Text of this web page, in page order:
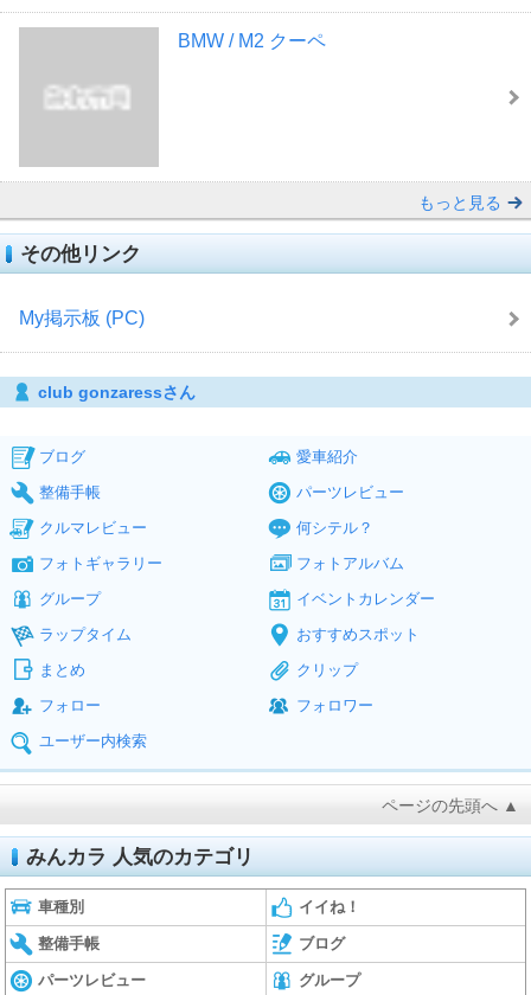
BMW / M2 クーペ
もっと見る
その他リンク
My掲示板 (PC)
club gonzaressさん
ブログ
愛車紹介
整備手帳
パーツレビュー
クルマレビュー
何シテル？
フォトギャラリー
フォトアルバム
グループ
イベントカレンダー
ラップタイム
おすすめスポット
まとめ
クリップ
フォロー
フォロワー
ユーザー内検索
ページの先頭へ ▲
みんカラ 人気のカテゴリ
車種別 イイね！
整備手帳 ブログ
パーツレビュー グループ